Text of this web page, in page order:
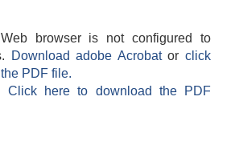
browser is not configured to
Download adobe Acrobatorclick
PDF file.
Click here to download the PDF